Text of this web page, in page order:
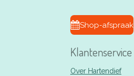
Shop-afspraak
Klantenservice
Over Hartendief